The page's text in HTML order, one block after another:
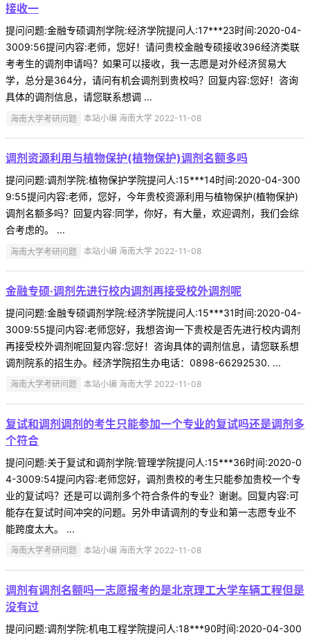
接收一
提问问题:金融专硕调剂学院:经济学院提问人:17***23时间:2020-04-
3009:56提问内容:老师，您好！请问贵校金融专硕接收396经济类联
考考生的调剂申请吗？如果可以接收，我一志愿是对外经济贸易大
学，总分是364分，请问有机会调剂到贵校吗？回复内容:您好！咨询
具体的调剂信息，请您联系想调 ...
海南大学考研问题 本站小编 海南大学 2022-11-08
调剂资源利用与植物保护(植物保护)调剂名额多吗
提问问题:调剂学院:植物保护学院提问人:15***14时间:2020-04-300
9:55提问内容:老师，您好，今年贵校资源利用与植物保护(植物保护)
调剂名额多吗？回复内容:同学，你好，有大量，欢迎调剂，我们会综
合考虑的。 ...
海南大学考研问题 本站小编 海南大学 2022-11-08
金融专硕·调剂先进行校内调剂再接受校外调剂呢
提问问题:金融专硕调剂学院:经济学院提问人:15***31时间:2020-04-
3009:55提问内容:老师您好，我想咨询一下贵校是否先进行校内调剂
再接受校外调剂呢回复内容:您好！咨询具体的调剂信息，请您联系想
调剂院系的招生办。经济学院招生办电话：0898-66292530. ...
海南大学考研问题 本站小编 海南大学 2022-11-08
复试和调剂调剂的考生只能参加一个专业的复试吗还是调剂多
个符合
提问问题:关于复试和调剂学院:管理学院提问人:15***36时间:2020-0
4-3009:54提问内容:老师您好，调剂贵校的考生只能参加贵校一个专
业的复试吗？还是可以调剂多个符合条件的专业？谢谢。回复内容:可
能存在复试时间冲突的问题。另外申请调剂的专业和第一志愿专业不
能跨度太大。 ...
海南大学考研问题 本站小编 海南大学 2022-11-08
调剂有调剂名额吗一志愿报考的是北京理工大学车辆工程但是
没有过
提问问题:调剂学院:机电工程学院提问人:18***90时间:2020-04-300